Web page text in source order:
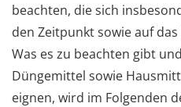
beachten, die sich
den Zeitpunkt sowie auf
Was es zu beachten gibt
Düngemittel sowie
eignen, wird im Folgenden